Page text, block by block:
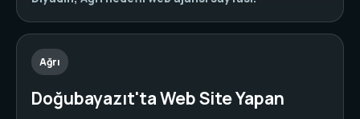
Ağrı
Doğubayazıt'ta Web Site Yapan